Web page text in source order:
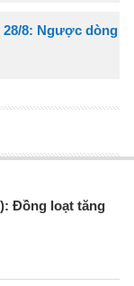
28/8: Ngược dòng
Đồng loạt tăng